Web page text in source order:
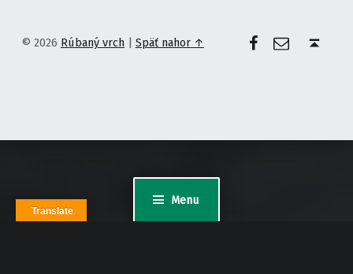
Menu
© 2026 Rúbaný vrch | Späť nahor ↑
Translate